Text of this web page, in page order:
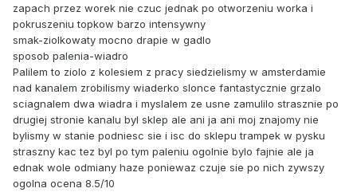
zapach przez worek nie czuc jednak po otworzeniu worka i
pokruszeniu topkow barzo intensywny
smak-ziolkowaty mocno drapie w gadlo
sposob palenia-wiadro
Palilem to ziolo z kolesiem z pracy siedzielismy w amsterdamie
nad kanalem zrobilismy wiaderko slonce fantastycznie grzalo
sciagnalem dwa wiadra i myslalem ze usne zamulilo strasznie po
drugiej stronie kanalu byl sklep ale ani ja ani moj znajomy nie
bylismy w stanie podniesc sie i isc do sklepu trampek w pysku
straszny kac tez byl po tym paleniu ogolnie bylo fajnie ale ja
ednak wole odmiany haze poniewaz czuje sie po nich zywszy
ogolna ocena 8.5/10